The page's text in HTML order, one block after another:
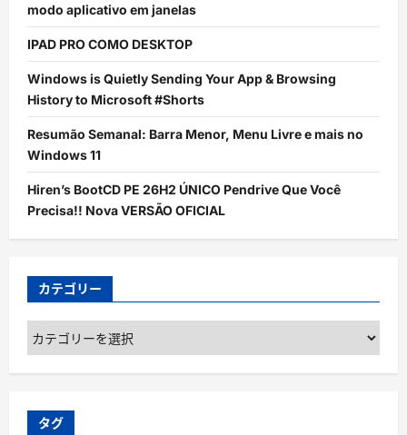
modo aplicativo em janelas
IPAD PRO COMO DESKTOP
Windows is Quietly Sending Your App & Browsing
History to Microsoft #Shorts
Resumão Semanal: Barra Menor, Menu Livre e mais no
Windows 11
Hiren’s BootCD PE 26H2 ÚNICO Pendrive Que Você
Precisa!! Nova VERSÃO OFICIAL
カテゴリー
カ
テ
ゴ
ー
タグ